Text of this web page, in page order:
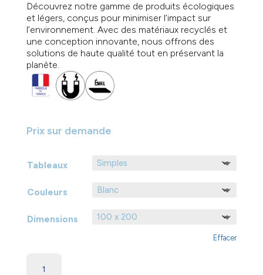
Découvrez notre gamme de produits écologiques
et légers, conçus pour minimiser l’impact sur
l’environnement. Avec des matériaux recyclés et
une conception innovante, nous offrons des
solutions de haute qualité tout en préservant la
planète.
Prix sur demande
Tableaux
Couleurs
Dimensions
Effacer